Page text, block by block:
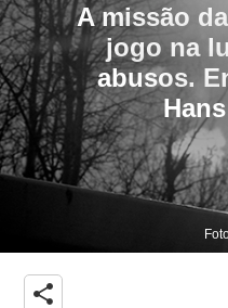
A missão
jogo na
abusos.
share